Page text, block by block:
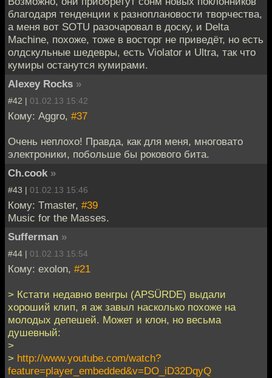
благодаря тенденции к разноплановости творчества,
а меня вот SOTU разочаровал в доску, и Delta
Machine, похоже, тоже в восторг не приведёт, но есть
олдскульные шедевры, есть Violator и Ultra, так что
кумиры останутся кумирами.
Alexey Rocks »
#42 | 01.02.13 15:42
Кому: Aggro, #37
Очень неплохо! Правда, как для меня, многовато
электроники, побольше бы рокового бита.
Ch.cook »
#43 | 01.02.13 15:46
Кому: Tmaster, #39
Music for the Masses.
Sufferman »
#44 | 01.02.13 15:54
Кому: exolon, #21
> Кстати недавно венгры (APSÜRDE) выдали
хороший клип, я аж завыл насколько похоже на
молодых депешей. Может и клон, но весьма
душевный:
>
> http://www.youtube.com/watch?
feature=player_embedded&v=DO_iD32DqyQ